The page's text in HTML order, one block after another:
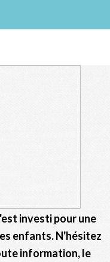
investi pour une
enfants. N'hésitez
information, le